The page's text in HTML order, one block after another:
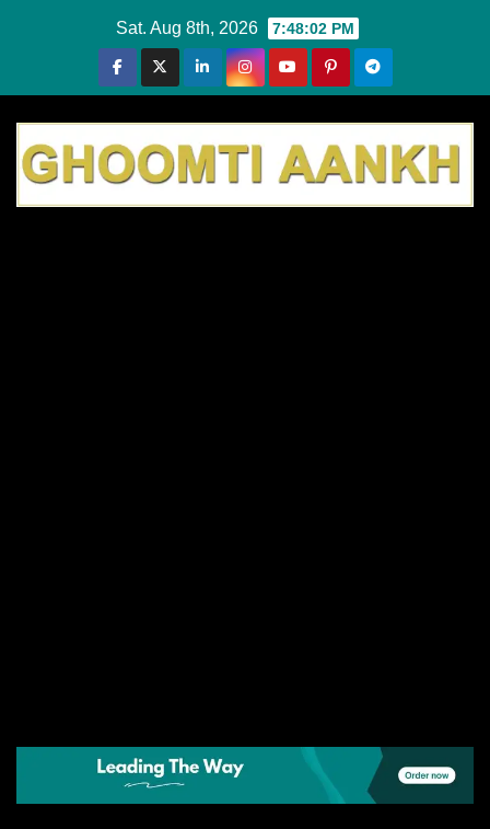
Sat. Aug 8th, 2026 7:48:03 PM